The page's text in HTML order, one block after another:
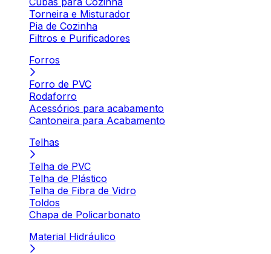
Torneira e Misturador
Pia de Cozinha
Filtros e Purificadores
Forros
Forro de PVC
Rodaforro
Acessórios para acabamento
Cantoneira para Acabamento
Telhas
Telha de PVC
Telha de Plástico
Telha de Fibra de Vidro
Toldos
Chapa de Policarbonato
Material Hidráulico